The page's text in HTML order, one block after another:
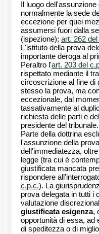
Il luogo
normalmente la sede
eccezione per quei
assumersi fuori dalla
(ispezione); art. 262
L'istituto della prova
importante deroga al
Peraltro l'art. 203 del
rispettato mediante il
circoscrizione al fine di
stesso la prova, ma
eccezionale, dal
tassativamente al
richiesta delle parti e
presidente del tribunale.
Parte della dottrina
l'assunzione della
dell'immediatezza,
legge (tra cui è
giustificata mancata
rispondere
c.p.c.). La
prova delegata in tutti i
valutazione
giustificata esigenza,
opportunità di essa, ad
di speditezza o di